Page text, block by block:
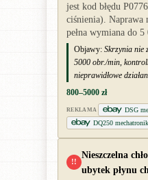
jest kod błędu
ciśnienia). Naprawa
pełna wymiana do 5
Objawy: Skrzynia nie
5000 obr./min,
nieprawidłowe
800–5000 zł
REKLAMA
DSG
DQ250
!!
Nieszczelna
ubytek płynu